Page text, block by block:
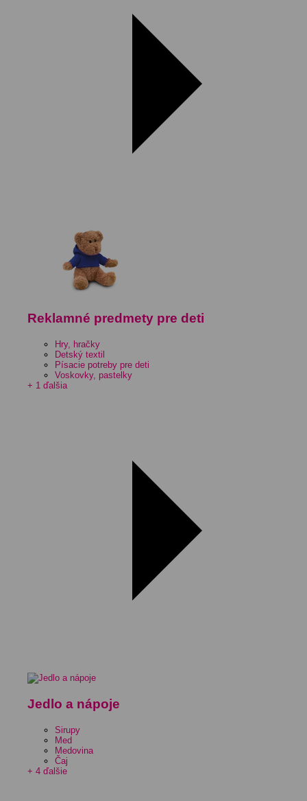
Reklamné predmety pre deti
Hry, hračky
Detský textil
Písacie potreby pre deti
Voskovky, pastelky
+ 1 ďalšia
Jedlo a nápoje
Sirupy
Med
Medovina
Čaj
+ 4 ďalšie